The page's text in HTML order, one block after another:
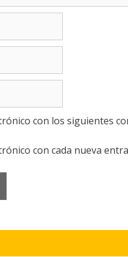
con los siguientes
con cada nueva